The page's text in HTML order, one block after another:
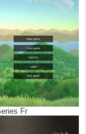
Fr